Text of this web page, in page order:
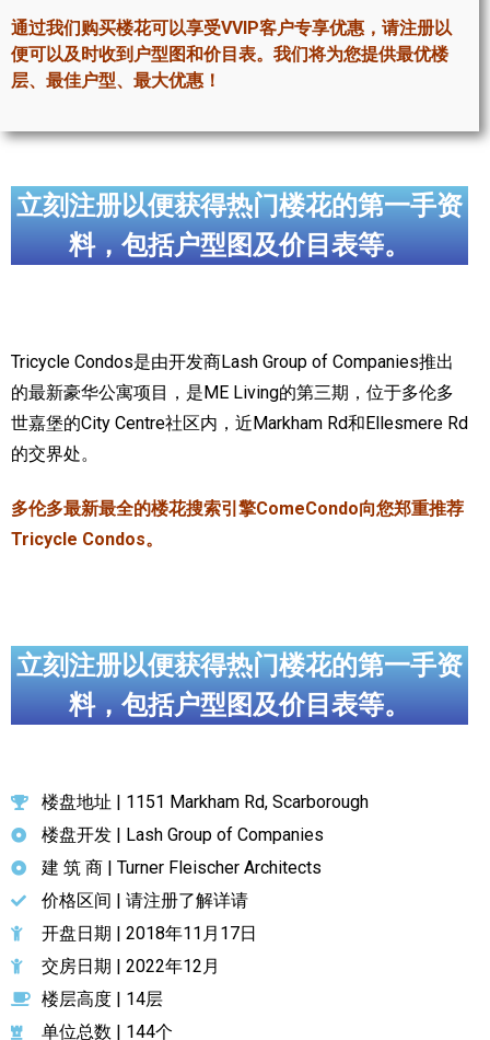
万锦楼花项目
新居民
新移民指南
留学生指南
实用链接
大多伦多医疗机构
加拿大银行贷款机构
常用查询工具
为什么移民加拿大
加拿大的历史文化
定居安大略省
安大略省免费医疗保险
加拿大的福利制度
吃货眼中的加拿大地图
通过我们购买楼花可以享受VVIP客户专享优惠，请注册以
便可以及时收到户型图和价目表。我们将为您提供最优楼
层、最佳户型、最大优惠！
立刻注册以便获得热门楼花的第一手资
料，包括户型图及价目表等。
Tricycle Condos是由开发商Lash Group of Companies推出
的最新豪华公寓项目，是ME Living的第三期，位于多伦多
世嘉堡的City Centre社区内，近Markham Rd和Ellesmere Rd
的交界处。
多伦多最新最全的楼花搜索引擎ComeCondo向您郑重推荐
Tricycle Condos。
立刻注册以便获得热门楼花的第一手资
料，包括户型图及价目表等。
楼盘地址 | 1151 Markham Rd, Scarborough
楼盘开发 | Lash Group of Companies
建 筑 商 | Turner Fleischer Architects
价格区间 | 请注册了解详请
开盘日期 | 2018年11月17日
交房日期 | 2022年12月
楼层高度 | 14层
单位总数 | 144个